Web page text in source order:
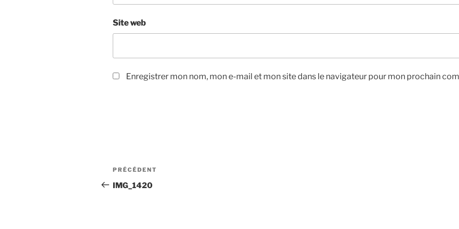
Site web
Enregistrer mon nom, mon e-mail et mon site dans le navigateur pour mon prochain
Navigation
de
Article
précédent
PRÉCÉDENT
IMG_1420